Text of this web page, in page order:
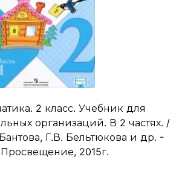
2 класс. Учебник для
организаций. В 2 частях. /
Г.В. Бельтюкова и др. -
2015г.